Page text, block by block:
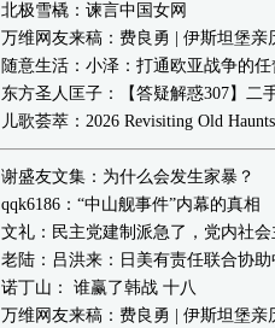
北极雪橇：谏言中国女网
万维网友来稿：费良勇 | 伊斯坦堡
随意生活：小泽：打通欧亚战争的
东方圣人匡子：【答疑解惑307】二
儿歌荟萃：2026 Revisiting Old
谢盛友文集：为什么会发生家暴？
qqk6186：“中山舰事件”内幕的真相
文礼：民主党建制派急了，党内社
老陆：吕洪来：日美有责任联合协
诺丁山： 谁赢了韩战 十八
万维网友来稿：费良勇 | 伊斯坦堡